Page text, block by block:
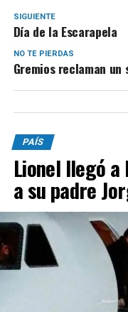
SIGUIENTE
Día de la Escarapela
NO TE PIERDAS
Gremios reclaman
PAÍS
Lionel llegó a
a su padre